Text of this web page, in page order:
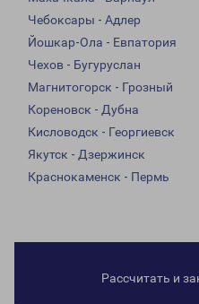
Чебоксары - Адлер
Йошкар-Ола - Евпатория
Чехов - Бугуруслан
Магнитогорск - Грозный
Кореновск - Дубна
Кисловодск - Георгиевск
Якутск - Дзержинск
Краснокаменск - Пермь
Рассчитать и